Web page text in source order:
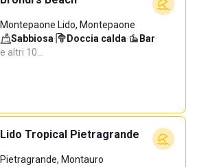
Montepaone Lido, Montepaone
Sabbiosa· Doccia calda· Bar·
e altri 10…
Lido Tropical Pietragrande
Pietragrande, Montauro